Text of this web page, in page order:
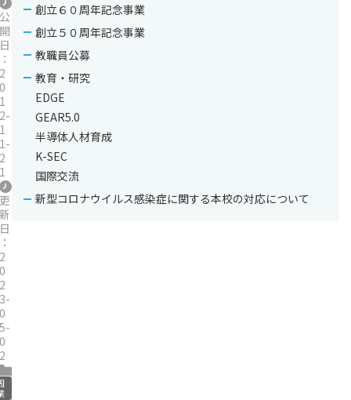
公
開
日
：
2
0
1
2-
1
1-
2
1
更
新
日
：
2
0
2
3-
0
5-
0
2
創立６０周年記念事業
創立５０周年記念事業
教職員公募
教育・研究
EDGE
GEAR5.0
半導体人材育成
K-SEC
国際交流
新型コロナウイルス感染症に関する本校の対応について